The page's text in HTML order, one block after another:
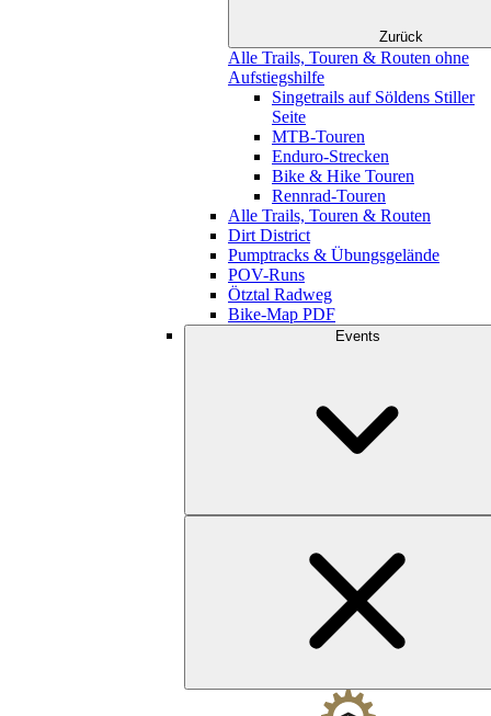
Zurück
Alle Trails, Touren & Routen ohne
Aufstiegshilfe
Singetrails auf Söldens Stiller
Seite
MTB-Touren
Enduro-Strecken
Bike & Hike Touren
Rennrad-Touren
Alle Trails, Touren & Routen
Dirt District
Pumptracks & Übungsgelände
POV-Runs
Ötztal Radweg
Bike-Map PDF
Events